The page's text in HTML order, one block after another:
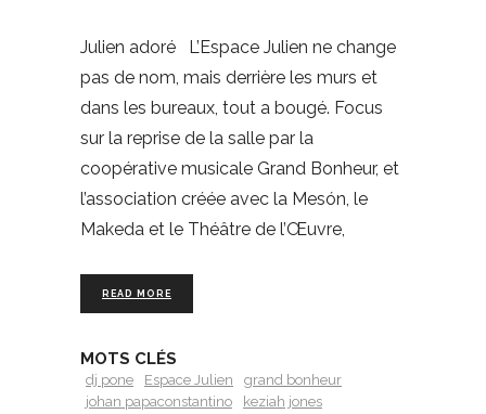
Julien adoré L’Espace Julien ne change
pas de nom, mais derrière les murs et
dans les bureaux, tout a bougé. Focus
sur la reprise de la salle par la
coopérative musicale Grand Bonheur, et
l’association créée avec la Mesón, le
Makeda et le Théâtre de l’Œuvre,
READ MORE
MOTS CLÉS
dj pone Espace Julien
grand bonheur
johan papaconstantino
keziah jones